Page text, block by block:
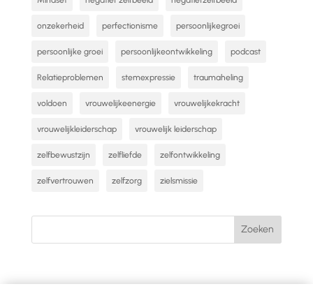
onzekerheid perfectionisme persoonlijkegroei
persoonlijke groei persoonlijkeontwikkeling podcast
Relatieproblemen stemexpressie traumaheling
voldoen vrouwelijkeenergie vrouwelijkekracht
vrouwelijkleiderschap vrouwelijk leiderschap
zelfbewustzijn zelfliefde zelfontwikkeling
zelfvertrouwen zelfzorg zielsmissie